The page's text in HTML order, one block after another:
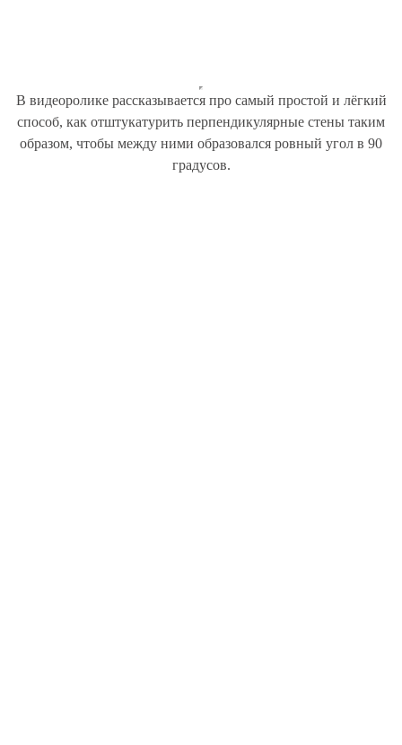
В видеоролике рассказывается про самый простой и лёгкий
способ, как отштукатурить перпендикулярные стены таким
образом, чтобы между ними образовался ровный угол в 90
градусов.